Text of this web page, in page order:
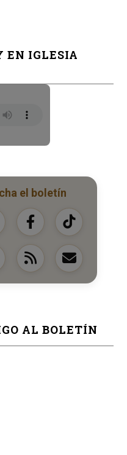
EN IGLESIA
el boletín
AL BOLETÍN